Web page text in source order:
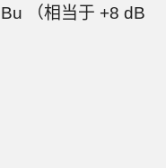
（相当于 +8 dB